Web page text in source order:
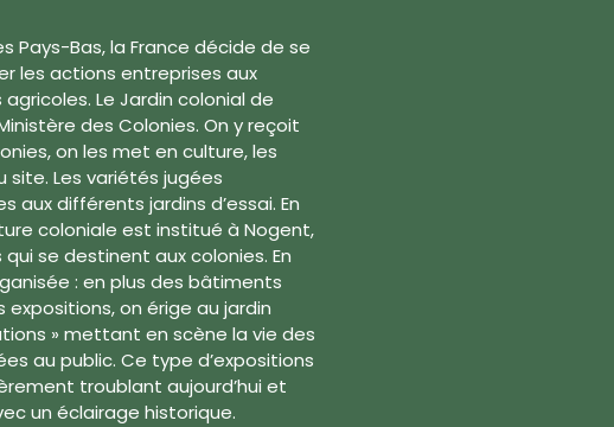
Pays-Bas, la France décide de se
les actions entreprises aux
Le Jardin colonial de
des Colonies. On y reçoit
on les met en culture, les
site. Les variétés jugées
différents jardins d’essai. En
coloniale est institué à Nogent,
se destinent aux colonies. En
: en plus des bâtiments
on érige au jardin
» mettant en scène la vie des
au public. Ce type d’expositions
troublant aujourd’hui et
un éclairage historique.